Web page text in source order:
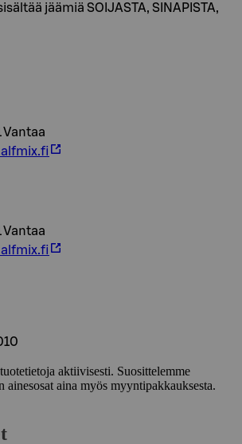
jäämiä SOIJASTA, SINAPISTA,
Vantaa
Vantaa
aktiivisesti. Suosittelemme
ainesosat aina myös myyntipakkauksesta.